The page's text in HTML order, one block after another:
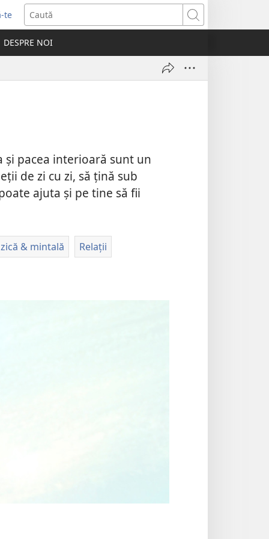
te
Caută
DESPRE NOI
pacea interioară sunt un
de zi cu zi, să țină sub
ajuta și pe tine să fii
& mintală Relații